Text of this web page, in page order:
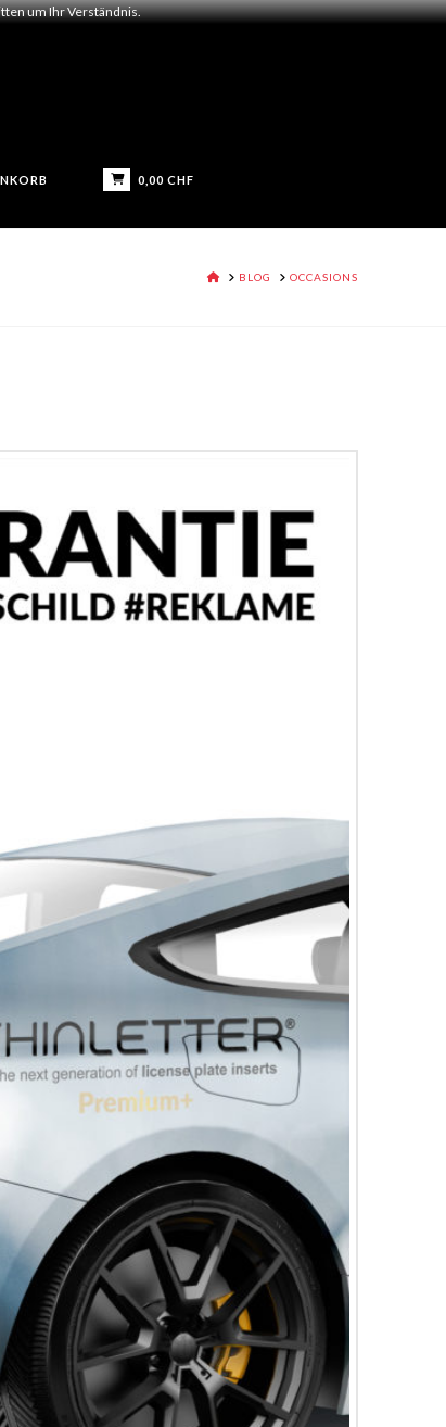
um Ihr Verständnis.
0,00 CHF
HOME
BLOG OCCASIONS